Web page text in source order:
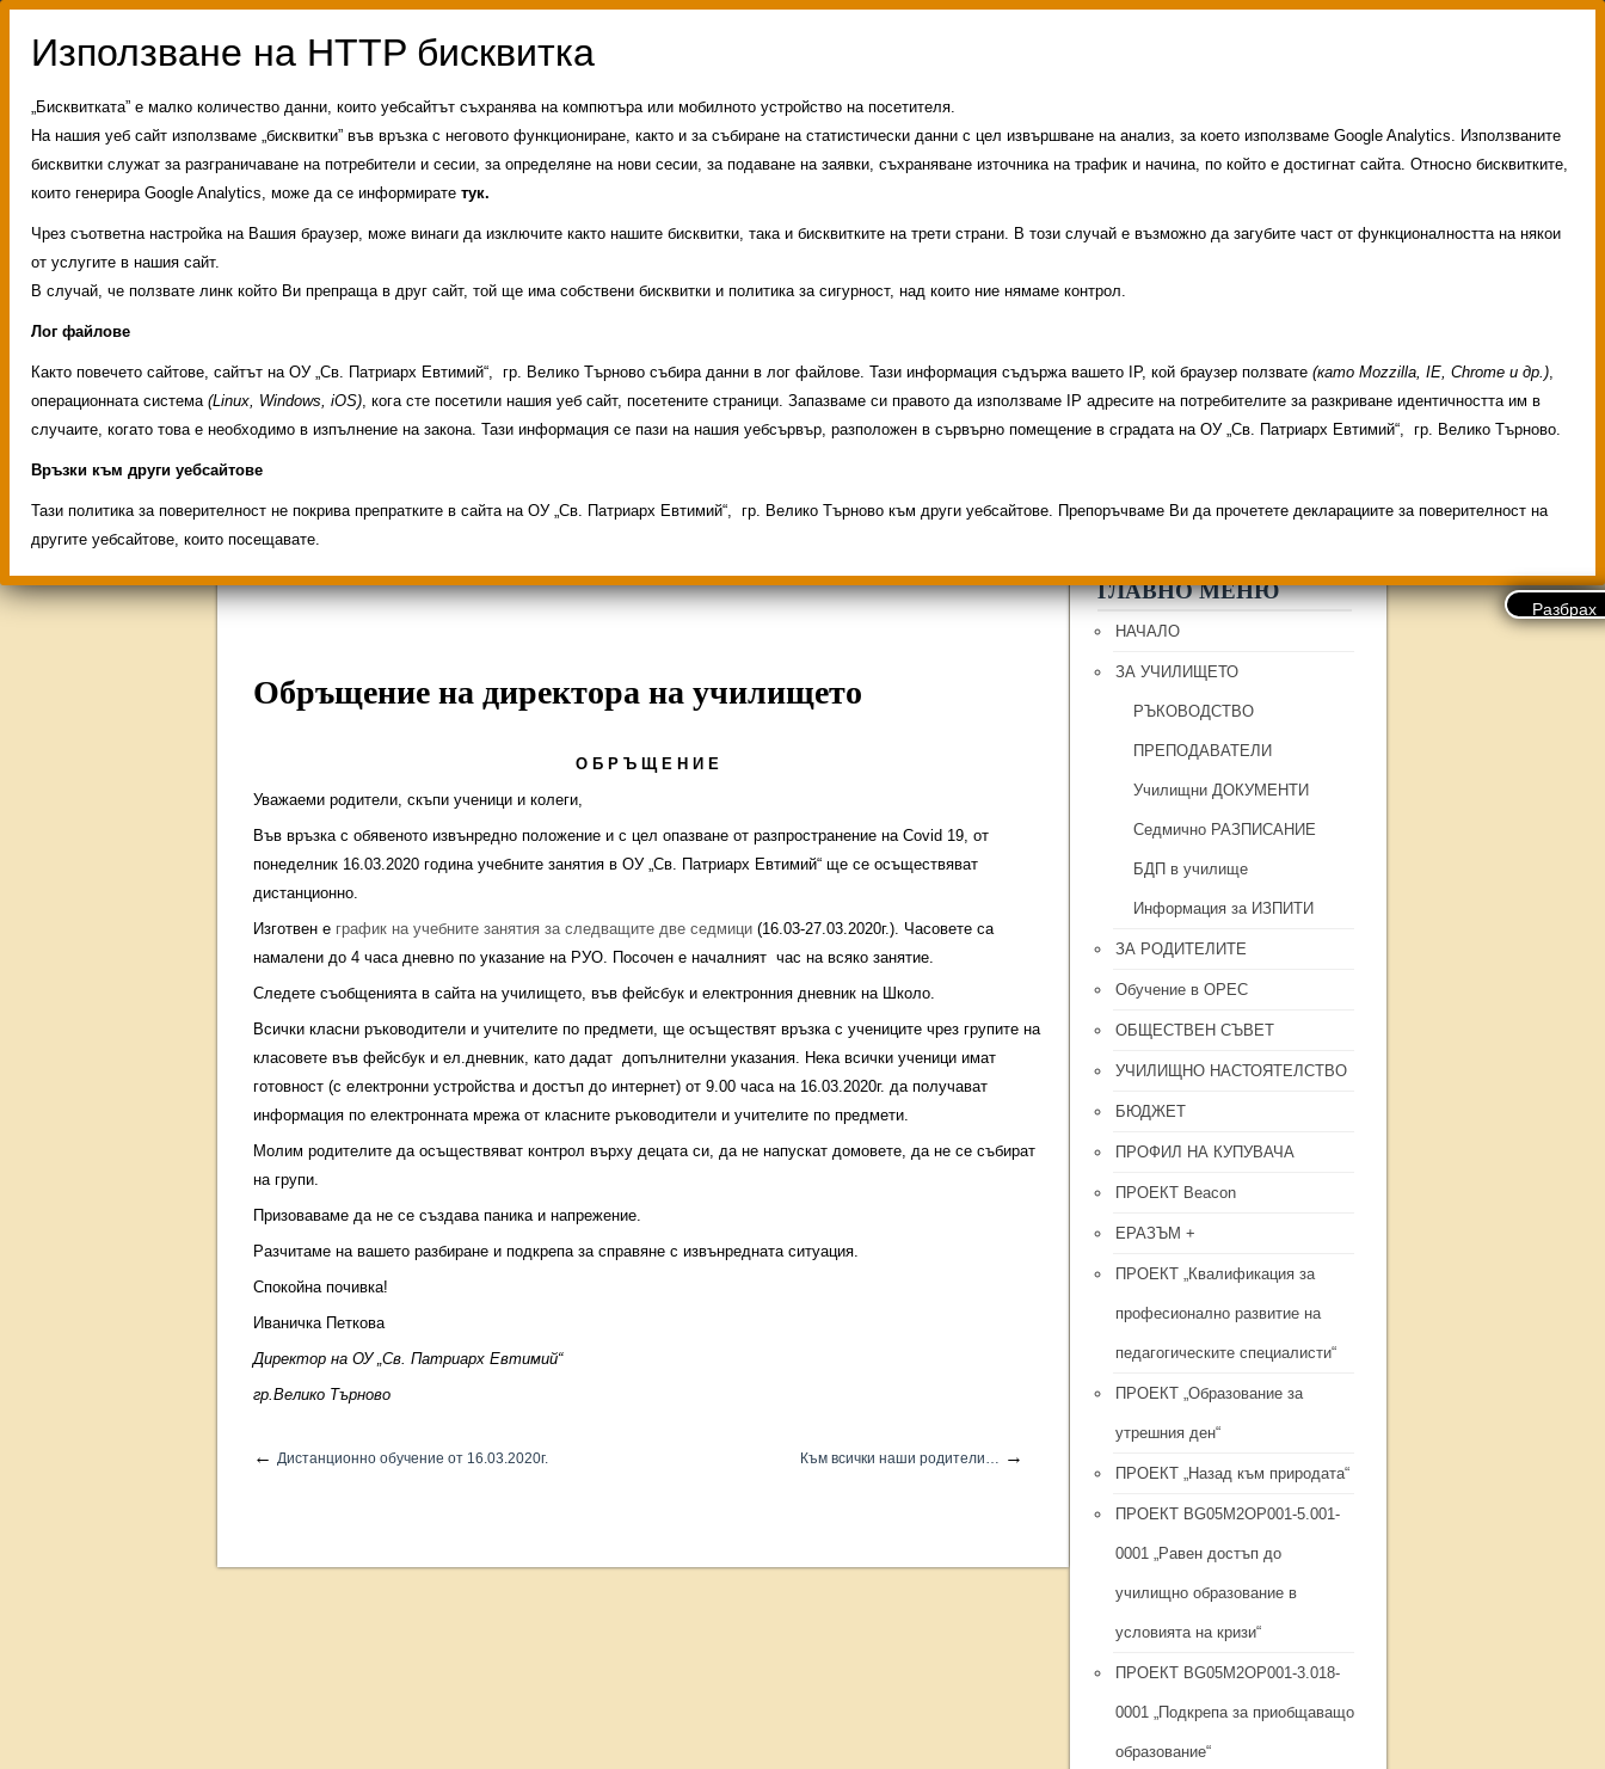
Административни услуги История на училището Контакти
Прием
Свободни места за ученици
Обръщение на директора на училището
О Б Р Ъ Щ Е Н И Е
Уважаеми родители, скъпи ученици и колеги,
Във връзка с обявеното извънредно положение и с цел опазване от разпространение на Covid 19, от
понеделник 16.03.2020 година учебните занятия в ОУ „Св. Патриарх Евтимий“ ще се осъществяват
дистанционно.
Изготвен е график на учебните занятия за следващите две седмици (16.03-27.03.2020г.). Часовете са
намалени до 4 часа дневно по указание на РУО. Посочен е началният час на всяко занятие.
Следете съобщенията в сайта на училището, във фейсбук и електронния дневник на Школо.
Всички класни ръководители и учителите по предмети, ще осъществят връзка с учениците чрез групите на
класовете във фейсбук и ел.дневник, като дадат допълнителни указания. Нека всички ученици имат
готовност (с електронни устройства и достъп до интернет) от 9.00 часа на 16.03.2020г. да получават
информация по електронната мрежа от класните ръководители и учителите по предмети.
Молим родителите да осъществяват контрол върху децата си, да не напускат домовете, да не се събират
на групи.
Призоваваме да не се създава паника и напрежение.
Разчитаме на вашето разбиране и подкрепа за справяне с извънредната ситуация.
Спокойна почивка!
Иваничка Петкова
Директор на ОУ „Св. Патриарх Евтимий“
гр.Велико Търново
← Дистанционно обучение от 16.03.2020г. Към всички наши родители… →
ГЛАВНО МЕНЮ
НАЧАЛО
ЗА УЧИЛИЩЕТО
РЪКОВОДСТВО
ПРЕПОДАВАТЕЛИ
Училищни ДОКУМЕНТИ
Седмично РАЗПИСАНИЕ
БДП в училище
Информация за ИЗПИТИ
ЗА РОДИТЕЛИТЕ
Обучение в ОРЕС
ОБЩЕСТВЕН СЪВЕТ
УЧИЛИЩНО НАСТОЯТЕЛСТВО
БЮДЖЕТ
ПРОФИЛ НА КУПУВАЧА
ПРОЕКТ Beacon
ЕРАЗЪМ +
ПРОЕКТ „Квалификация за
професионално развитие на
педагогическите специалисти“
ПРОЕКТ „Образование за
утрешния ден“
ПРОЕКТ „Назад към природата“
ПРОЕКТ BG05M2OP001-5.001-
0001 „Равен достъп до
училищно образование в
условията на кризи“
ПРОЕКТ BG05M2ОP001-3.018-
0001 „Подкрепа за приобщаващо
образование“
„Бисквитката” е малко количество данни, които уебсайтът съхранява на компютъра или мобилното устройство на посетителя.
На нашия уеб сайт използваме „бисквитки” във връзка с неговото функциониране, както и за събиране на статистически данни с цел извършване на анализ, за което използваме Google Analytics. Използваните
бисквитки служат за разграничаване на потребители и сесии, за определяне на нови сесии, за подаване на заявки, съхраняване източника на трафик и начина, по който е достигнат сайта. Относно бисквитките,
които генерира Google Analytics, може да се информирате тук.
Чрез съответна настройка на Вашия браузер, може винаги да изключите както нашите бисквитки, така и бисквитките на трети страни. В този случай е възможно да загубите част от функционалността на някои
от услугите в нашия сайт.
В случай, че ползвате линк който Ви препраща в друг сайт, той ще има собствени бисквитки и политика за сигурност, над които ние нямаме контрол.
Лог файлове
Както повечето сайтове, сайтът на ОУ „Св. Патриарх Евтимий“, гр. Велико Търново събира данни в лог файлове. Тази информация съдържа вашето IP, кой браузер ползвате (като Mozzilla, IE, Chrome и др.),
операционната система (Linux, Windows, iOS), кога сте посетили нашия уеб сайт, посетените страници. Запазваме си правото да използваме IP адресите на потребителите за разкриване идентичността им в
случаите, когато това е необходимо в изпълнение на закона. Тази информация се пази на нашия уебсървър, разположен в сървърно помещение в сградата на ОУ „Св. Патриарх Евтимий“, гр. Велико Търново.
Връзки към други уебсайтове
Тази политика за поверителност не покрива препратките в сайта на ОУ „Св. Патриарх Евтимий“, гр. Велико Търново към други уебсайтове. Препоръчваме Ви да прочетете декларациите за поверителност на
другите уебсайтове, които посещавате.